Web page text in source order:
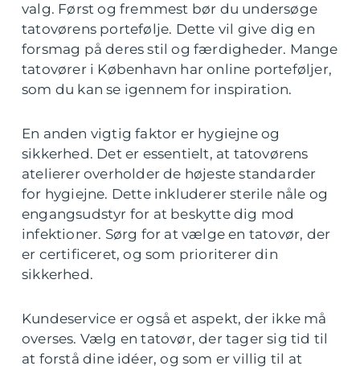
valg. Først og fremmest bør du undersøge
tatovørens portefølje. Dette vil give dig en
forsmag på deres stil og færdigheder. Mange
tatovører i København har online porteføljer,
som du kan se igennem for inspiration.
En anden vigtig faktor er hygiejne og
sikkerhed. Det er essentielt, at tatovørens
atelierer overholder de højeste standarder
for hygiejne. Dette inkluderer sterile nåle og
engangsudstyr for at beskytte dig mod
infektioner. Sørg for at vælge en tatovør, der
er certificeret, og som prioriterer din
sikkerhed.
Kundeservice er også et aspekt, der ikke må
overses. Vælg en tatovør, der tager sig tid til
at forstå dine idéer, og som er villig til at